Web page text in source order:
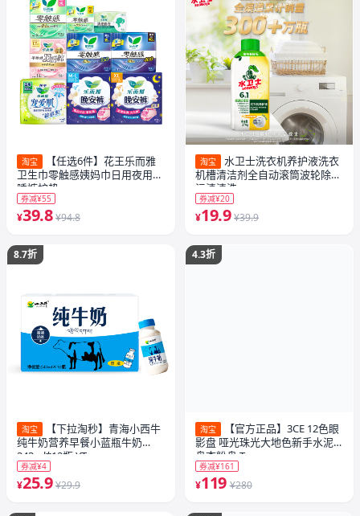
淘宝
【任选6件】花王乐而雅
卫生巾零触感姨妈巾日用夜用安
睡裤护垫
券减¥55
¥39.8 ¥94.8
8.7折
淘宝
【下拉淘秒】青海小西牛
纯牛奶营养早餐小蓝瓶牛奶
243ml*12瓶 YT
券减¥4
¥25.9 ¥29.9
淘宝
水卫士洗衣机养护液洗衣
机槽清洁剂全自动滚筒波轮除菌
污渍清洗
券减¥20
¥19.9 ¥39.9
4.3折
淘宝
【官方正品】3CE 12色眼
影盘 哑光珠光大地色新手水泥
盘杏粉盘 T
券减¥161
¥119 ¥280